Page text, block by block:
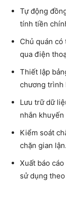
Tự động
tính tiền
Chủ quán
qua điện
Thiết lập
chương trình
Lưu trữ dữ
nhắn khuyến
Kiểm soát
chặn gian lận.
Xuất báo
sử dụng